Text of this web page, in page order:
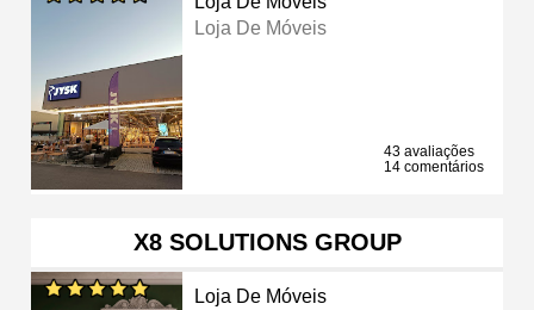
Loja De Móveis
43 avaliações
14 comentários
X8 SOLUTIONS GROUP
Loja De Móveis